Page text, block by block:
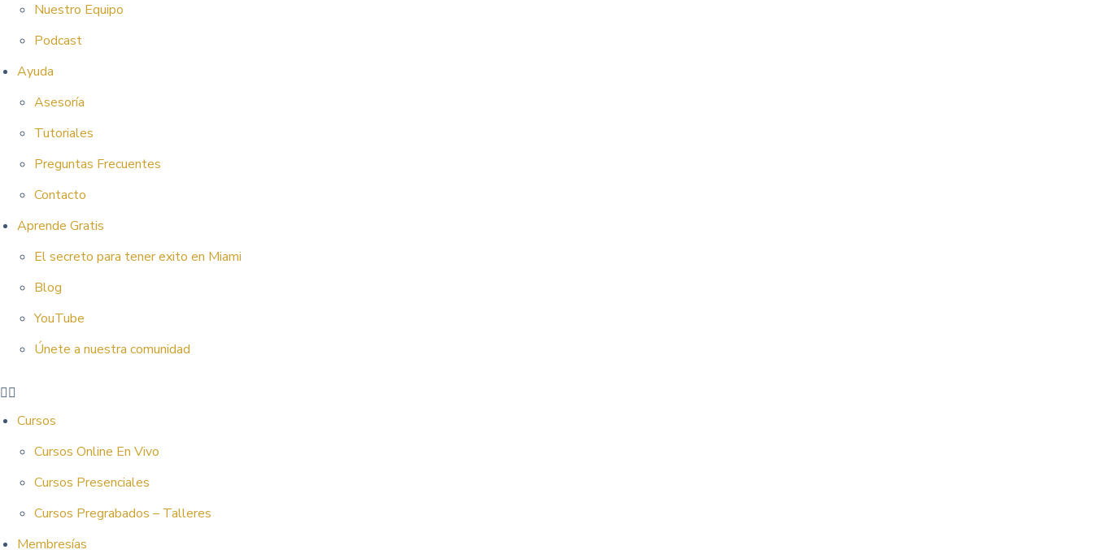
Nuestro Equipo
Podcast
Ayuda
Asesoría
Tutoriales
Preguntas Frecuentes
Contacto
Aprende Gratis
El secreto para tener exito en Miami
Blog
YouTube
Únete a nuestra comunidad
Cursos
Cursos Online En Vivo
Cursos Presenciales
Cursos Pregrabados – Talleres
Membresías